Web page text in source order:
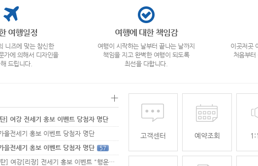
여행일정
니즈에 맞는 참신한
가에 의해서 디자인을
드립니다.
여행에 대한 책임감
여행이 시작하는 날부터 끝나는 날까지
책임을 지고 완벽한 여행이 되도록
최선을 다합니다.
이곳저곳
처음부터
+
] 여강 전세기 홍보 이벤트 당첨자 명단
을전세기 홍보 이벤트 당첨자 명단
을전세기 홍보 이벤트 당첨자 명단
57
[무안공항 활성화-2탄] 여강[리장] 전세기 홍보 이벤트 "행운에 주인공…
고객센터 예약조회